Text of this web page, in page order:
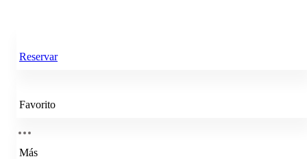
Reservar
Favorito
Más